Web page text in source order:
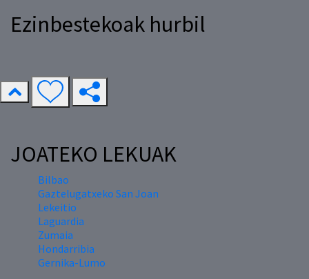
Ezinbestekoak hurbil
JOATEKO LEKUAK
Bilbao
Gaztelugatxeko San Joan
Lekeitio
Laguardia
Zumaia
Hondarribia
Gernika-Lumo